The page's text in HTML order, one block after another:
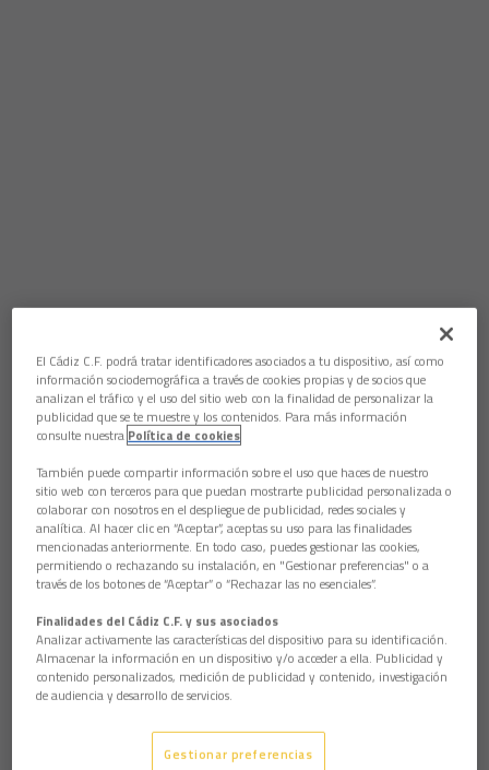
El Cádiz C.F. podrá tratar identificadores asociados a tu dispositivo, así como
información sociodemográfica a través de cookies propias y de socios que
analizan el tráfico y el uso del sitio web con la finalidad de personalizar la
publicidad que se te muestre y los contenidos. Para más información
consulte nuestra Política de cookies
También puede compartir información sobre el uso que haces de nuestro
sitio web con terceros para que puedan mostrarte publicidad personalizada o
colaborar con nosotros en el despliegue de publicidad, redes sociales y
analítica. Al hacer clic en “Aceptar”, aceptas su uso para las finalidades
mencionadas anteriormente. En todo caso, puedes gestionar las cookies,
permitiendo o rechazando su instalación, en "Gestionar preferencias" o a
través de los botones de “Aceptar” o “Rechazar las no esenciales”.
Finalidades del Cádiz C.F. y sus asociados
Analizar activamente las características del dispositivo para su identificación.
Almacenar la información en un dispositivo y/o acceder a ella. Publicidad y
contenido personalizados, medición de publicidad y contenido, investigación
de audiencia y desarrollo de servicios.
Gestionar preferencias